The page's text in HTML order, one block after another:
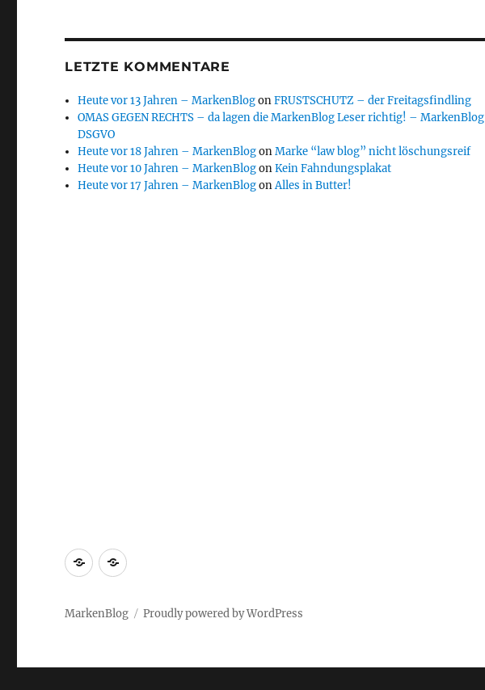
LETZTE KOMMENTARE
Heute vor 13 Jahren – MarkenBlogonFRUSTSCHUTZ – der Freitagsfindling
OMAS GEGEN RECHTS – da lagen die MarkenBlog Leser richtig! – MarkenBlog
DSGVO
Heute vor 18 Jahren – MarkenBlogonMarke “law blog” nicht löschungsreif
Heute vor 10 Jahren – MarkenBlogonKein Fahndungsplakat
Heute vor 17 Jahren – MarkenBlogonAlles in Butter!
Markenrecherche
Gastbeiträge
MarkenBlog Proudly powered by WordPress